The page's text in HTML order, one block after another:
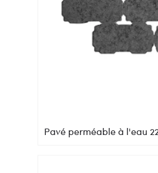
Pavé perméable à l'eau